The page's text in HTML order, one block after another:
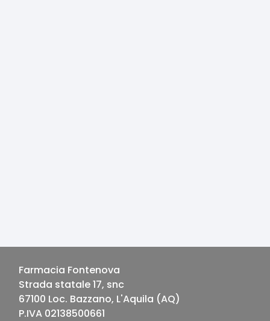
Farmacia Fontenova
Strada statale 17, snc
67100 Loc. Bazzano, L'Aquila (AQ)
P.IVA 02138500661